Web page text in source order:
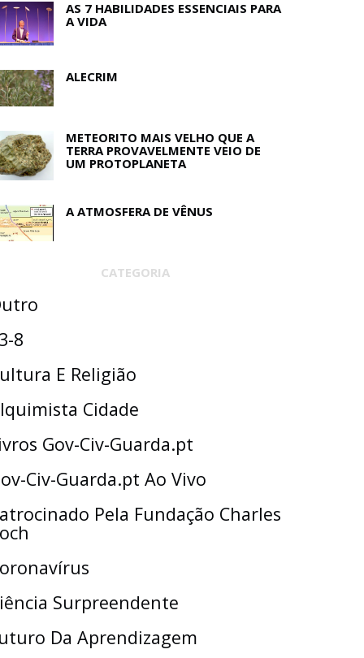
AS 7 HABILIDADES ESSENCIAIS PARA
A VIDA
ALECRIM
METEORITO MAIS VELHO QUE A
TERRA PROVAVELMENTE VEIO DE
UM PROTOPLANETA
A ATMOSFERA DE VÊNUS
CATEGORIA
8
E Religião
Cidade
Gov-Civ-Guarda.pt
Civ-Guarda.pt Ao Vivo
Pela Fundação Charles
Surpreendente
Da Aprendizagem